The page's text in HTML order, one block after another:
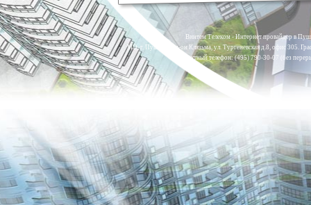
Винтем Телеком - Интернет провайдер в
МО, г. Пушкино, м-он Клязьма, ул. Тургеневская д.8, офис 305.
Контактный телефон: (495) 790-30-07 (без